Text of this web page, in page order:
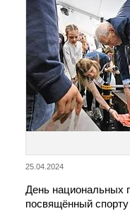
25.04.2024
День национальных
посвящённый